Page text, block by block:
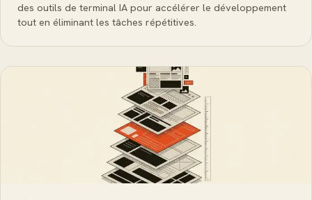
des outils de terminal IA pour accélérer le développement
tout en éliminant les tâches répétitives.